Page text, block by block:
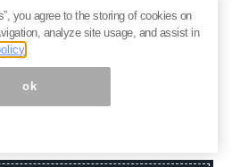
が買い？長期投資家が見るべ
と投資リスク＝栫井駿介
買いか？仕手株説をどう見る
解説＝金融ライター K.Y
る？長期投資家が見るべき、半
裏＝栫井駿介
you agree to the storing of cookies on
analyze site usage, and assist in
ok